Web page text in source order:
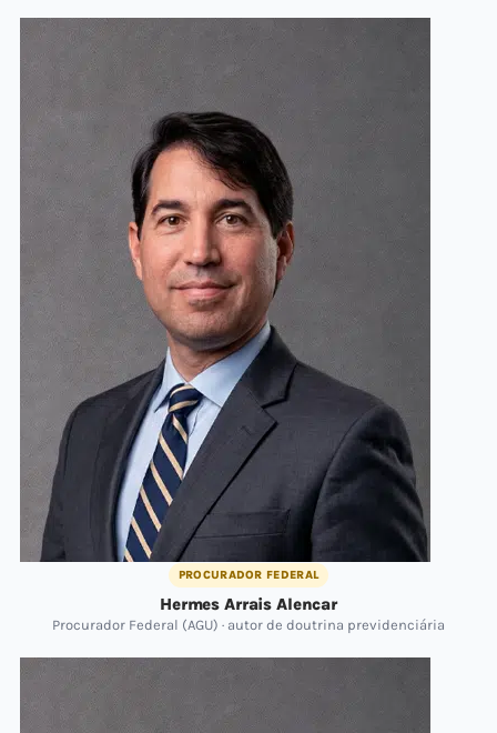
PROCURADOR FEDERAL
Hermes Arrais Alencar
Procurador Federal (AGU) · autor de doutrina previdenciária